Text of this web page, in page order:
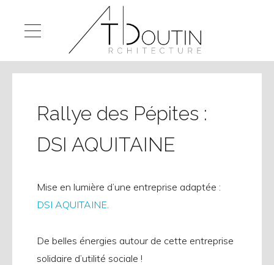
Rallye des Pépites :
DSI AQUITAINE
Mise en lumière d’une entreprise adaptée :
DSI AQUITAINE.
De belles énergies autour de cette entreprise
solidaire d’utilité sociale !